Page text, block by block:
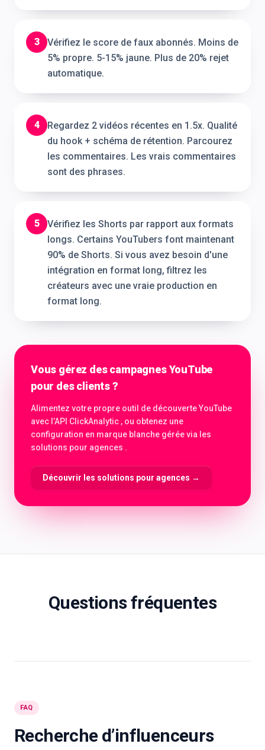
3
Vérifiez le score de faux abonnés. Moins de
5% propre. 5-15% jaune. Plus de 20% rejet
automatique.
4
Regardez 2 vidéos récentes en 1.5x. Qualité
du hook + schéma de rétention. Parcourez
les commentaires. Les vrais commentaires
sont des phrases.
5
Vérifiez les Shorts par rapport aux formats
longs. Certains YouTubers font maintenant
90% de Shorts. Si vous avez besoin d'une
intégration en format long, filtrez les
créateurs avec une vraie production en
format long.
Vous gérez des campagnes YouTube
pour des clients ?
Alimentez votre propre outil de découverte YouTube
avec l’API ClickAnalytic , ou obtenez une
configuration en marque blanche gérée via les
solutions pour agences .
Découvrir les solutions pour agences →
Questions fréquentes
FAQ
Recherche d’influenceurs